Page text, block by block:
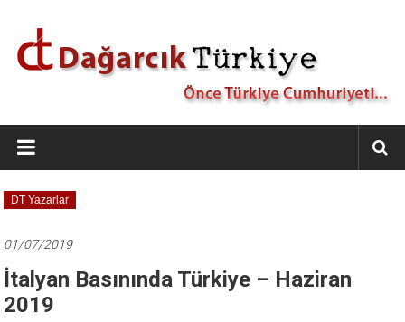
Dağarcık
Türkiye
Önce
Türkiye
DT Yazarlar
01/07/2019
İtalyan Basınında Türkiye – Haziran
2019